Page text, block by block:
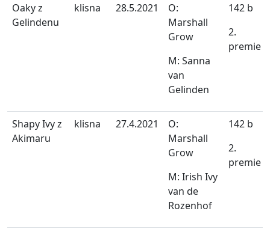
Oaky z
Gelindenu
klisna 28.5.2021
O:
Marshall
Grow
M: Sanna
van
Gelinden
142 b
2.
premie
Shapy Ivy z
Akimaru
klisna 27.4.2021
O:
Marshall
Grow
M: Irish Ivy
van de
Rozenhof
142 b
2.
premie